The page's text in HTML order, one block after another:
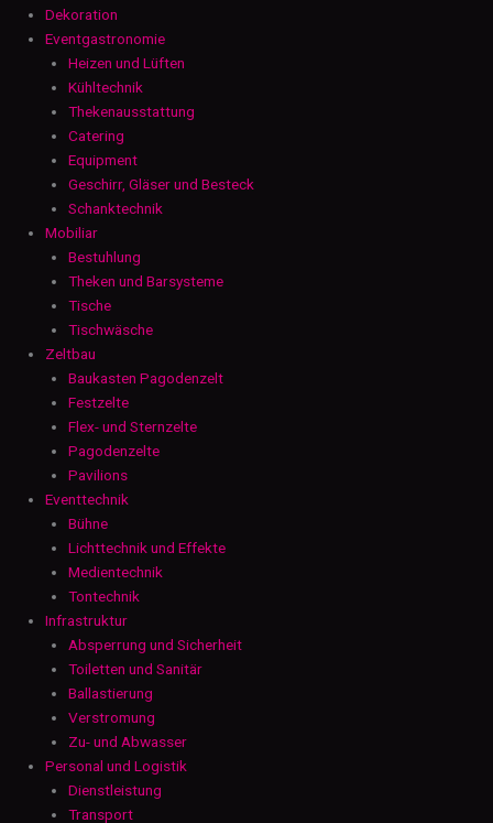
Dekoration
Eventgastronomie
Heizen und Lüften
Kühltechnik
Thekenausstattung
Catering
Equipment
Geschirr, Gläser und Besteck
Schanktechnik
Mobiliar
Bestuhlung
Theken und Barsysteme
Tische
Tischwäsche
Zeltbau
Baukasten Pagodenzelt
Festzelte
Flex- und Sternzelte
Pagodenzelte
Pavilions
Eventtechnik
Bühne
Lichttechnik und Effekte
Medientechnik
Tontechnik
Infrastruktur
Absperrung und Sicherheit
Toiletten und Sanitär
Ballastierung
Verstromung
Zu- und Abwasser
Personal und Logistik
Dienstleistung
Transport